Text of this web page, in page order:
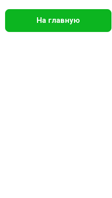
На главную